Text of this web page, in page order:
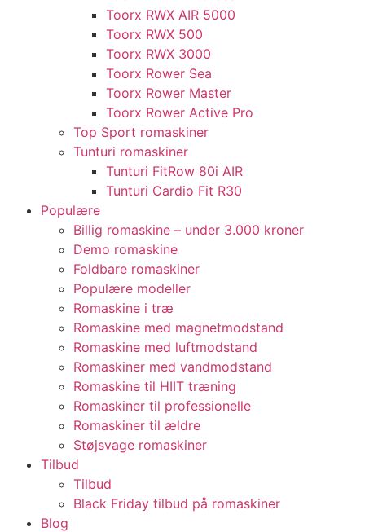
Toorx RWX AIR 5000
Toorx RWX 500
Toorx RWX 3000
Toorx Rower Sea
Toorx Rower Master
Toorx Rower Active Pro
Top Sport romaskiner
Tunturi romaskiner
Tunturi FitRow 80i AIR
Tunturi Cardio Fit R30
Populære
Billig romaskine – under 3.000 kroner
Demo romaskine
Foldbare romaskiner
Populære modeller
Romaskine i træ
Romaskine med magnetmodstand
Romaskine med luftmodstand
Romaskiner med vandmodstand
Romaskine til HIIT træning
Romaskiner til professionelle
Romaskiner til ældre
Støjsvage romaskiner
Tilbud
Tilbud
Black Friday tilbud på romaskiner
Blog